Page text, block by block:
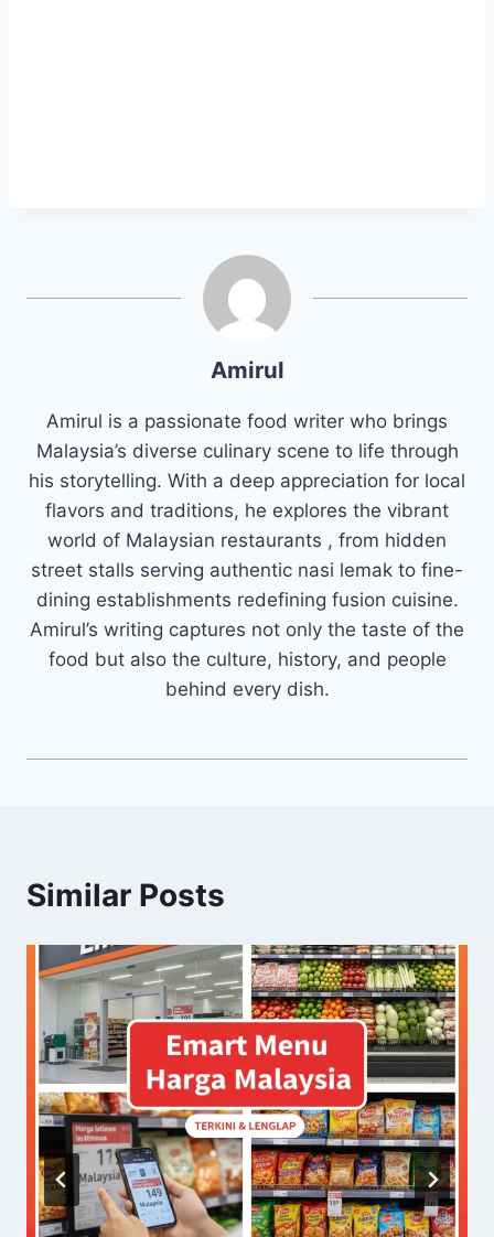
Amirul
Amirul is a passionate food writer who brings
Malaysia’s diverse culinary scene to life through
his storytelling. With a deep appreciation for local
flavors and traditions, he explores the vibrant
world of Malaysian restaurants , from hidden
street stalls serving authentic nasi lemak to fine-
dining establishments redefining fusion cuisine.
Amirul’s writing captures not only the taste of the
food but also the culture, history, and people
behind every dish.
Similar Posts